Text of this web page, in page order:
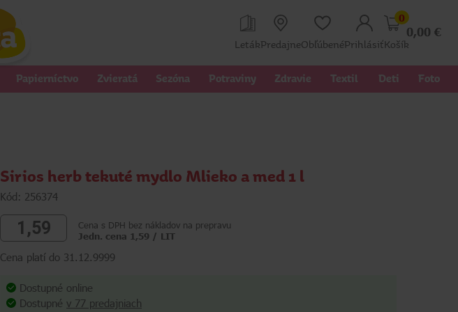
LetákPredajneObľúbenéPrihlásiť
0
0,00 €
Košík
Papierníctvo Zvieratá Sezóna Potraviny Zdravie Textil Deti Foto
Sirios herb tekuté mydlo Mlieko a med 1 l
Kód: 256374
1,59
Cena s DPH bez nákladov na prepravu
Jedn. cena 1,59 / LIT
Cena platí do 31.12.9999
Dostupné online
Dostupné v 77 predajniach